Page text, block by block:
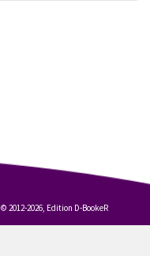
© 2012-2026, Edition D-BookeR